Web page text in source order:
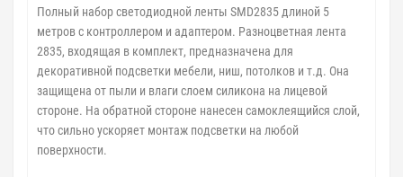
Полный набор светодиодной ленты SMD2835 длиной 5
метров с контроллером и адаптером. Разноцветная лента
2835, входящая в комплект, предназначена для
декоративной подсветки мебели, ниш, потолков и т.д. Она
защищена от пыли и влаги слоем силикона на лицевой
стороне. На обратной стороне нанесен самоклеящийся слой,
что сильно ускоряет монтаж подсветки на любой
поверхности.